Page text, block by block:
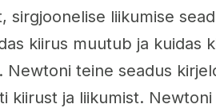
sirgjoonelise liikumise
kiirus muutub ja kuidas
Newtoni teine seadus
kiirust ja liikumist.